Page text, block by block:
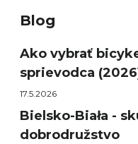
Blog
Ako vybrať
sprievodca
17.5.2026
Bielsko-Biała -
dobrodružstvo